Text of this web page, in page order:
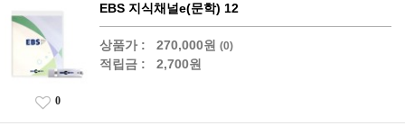
EBS 지식채널e(문학) 12
상품가 : 270,000원 (0)
적립금 : 2,700원
0